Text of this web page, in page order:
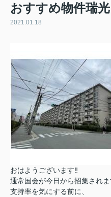
おすすめ物件瑞
2021.01.18
おはようございます‼︎
通常国会が今日から招集されま
支持率を気にする前に、